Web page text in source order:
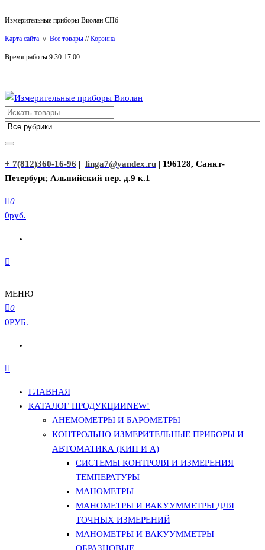
к
содержимому
Измерительные приборы Виолан СПб
Карта сайта // Все товары //Корзина
Время работы 9:30-17:00
Измерительные приборы Виолан
+ 7(812)360-16-96 | linga7@yandex.ru | 196128, Санкт-
Петербург, Альпийский пер. д.9 к.1
0
0руб.
МЕНЮ
0
0РУБ.
ГЛАВНАЯ
КАТАЛОГ ПРОДУКЦИИNEW!
АНЕМОМЕТРЫ И БАРОМЕТРЫ
КОНТРОЛЬНО ИЗМЕРИТЕЛЬНЫЕ ПРИБОРЫ И
АВТОМАТИКА (КИП И А)
СИСТЕМЫ КОНТРОЛЯ И ИЗМЕРЕНИЯ
ТЕМПЕРАТУРЫ
МАНОМЕТРЫ
МАНОМЕТРЫ И ВАКУУММЕТРЫ ДЛЯ
ТОЧНЫХ ИЗМЕРЕНИЙ
МАНОМЕТРЫ И ВАКУУММЕТРЫ